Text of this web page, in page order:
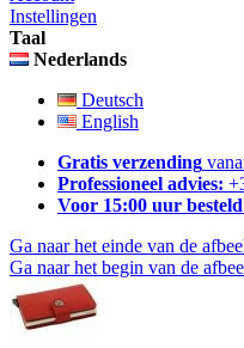
Instellingen
Taal
Nederlands
Deutsch
English
Gratis verzending
Professioneel advies:
Voor 15:00 uur besteld
Ga naar het einde van de
Ga naar het begin van de